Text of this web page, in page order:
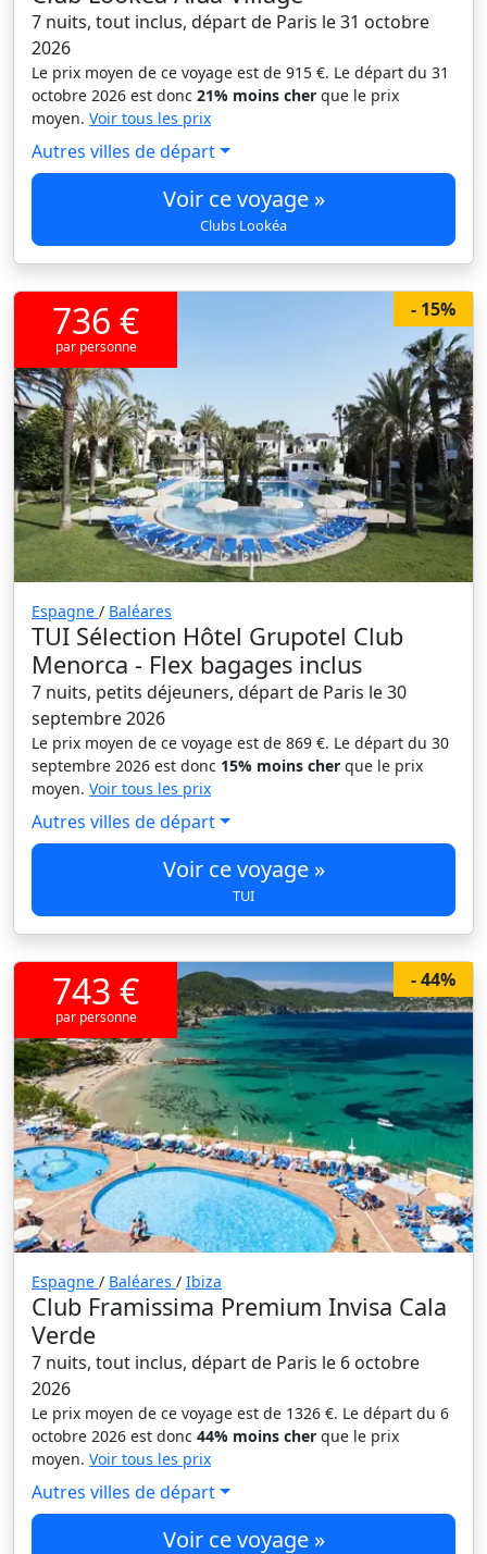
7 nuits, tout inclus, départ de Paris le 31 octobre
2026
Le prix moyen de ce voyage est de 915 €. Le départ du 31
octobre 2026 est donc 21% moins cher que le prix
moyen. Voir tous les prix
Autres villes de départ
Voir ce voyage »
Clubs Lookéa
- 15%
736 €
par personne
Espagne / Baléares
TUI Sélection Hôtel Grupotel Club
Menorca - Flex bagages inclus
7 nuits, petits déjeuners, départ de Paris le 30
septembre 2026
Le prix moyen de ce voyage est de 869 €. Le départ du 30
septembre 2026 est donc 15% moins cher que le prix
moyen. Voir tous les prix
Autres villes de départ
Voir ce voyage »
TUI
- 44%
743 €
par personne
Espagne / Baléares / Ibiza
Club Framissima Premium Invisa Cala
Verde
7 nuits, tout inclus, départ de Paris le 6 octobre
2026
Le prix moyen de ce voyage est de 1326 €. Le départ du 6
octobre 2026 est donc 44% moins cher que le prix
moyen. Voir tous les prix
Autres villes de départ
Voir ce voyage »